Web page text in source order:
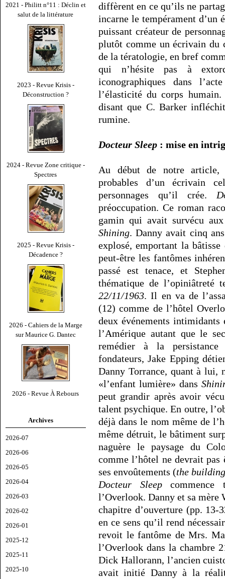
2021 - Philitt n°11 : Déclin et
salut de la littérature
2023 - Revue Krisis -
Déconstruction ?
2024 - Revue Zone critique -
Spectres
2025 - Revue Krisis -
Décadence ?
2026 - Cahiers de la Marge
sur Maurice G. Dantec
2026 - Revue À Rebours
Archives
2026-07
2026-06
2026-05
2026-04
2026-03
2026-02
2026-01
2025-12
2025-11
2025-10
diffèrent en ce qu’ils ne
incarne le tempérament d’un
puissant créateur de
plutôt comme un écrivain du
de la tératologie, en bref
qui n’hésite pas à
iconographiques dans
l’élasticité du corps
disant que C. Barker
rumine.
Docteur Sleep : mise en
Au début de notre article,
probables d’un écrivain
personnages qu’il crée.
préoccupation. Ce roman
gamin qui avait survécu
Shining. Danny avait cinq
explosé, emportant la
peut-être les fantômes
passé est tenace, et
thématique de l’opiniâtreté
22/11/1963. Il en va de
(12) comme de l’hôtel
deux événements
l’Amérique autant que le
remédier à la
fondateurs, Jake Epping
Danny Torrance, quant à lui,
«l’enfant lumière» dans
peut grandir après avoir
talent psychique. En outre,
déjà dans le nom même de
même détruit, le bâtiment
naguère le paysage du
comme l’hôtel ne devrait
ses envoûtements (the
Docteur Sleepcommence
l’Overlook. Danny et sa
chapitre d’ouverture (pp.
en ce sens qu’il rend
revoit le fantôme de Mrs.
l’Overlook dans la chambre
Dick Hallorann, l’ancien
avait initié Danny à la